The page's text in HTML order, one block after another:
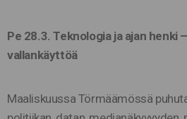
Pe 28.3. Teknologia ja ajan henki
vallankäyttöä
Maaliskuussa Törmäämössä